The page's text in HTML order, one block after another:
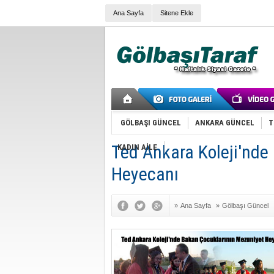
Ana Sayfa Sitene Ekle
GÖLBAŞI GÜNCEL ANKARA GÜNCEL
KADIN AİLE
Ted Ankara Koleji'nde
Heyecanı
» Ana Sayfa » Gölbaşı Güncel